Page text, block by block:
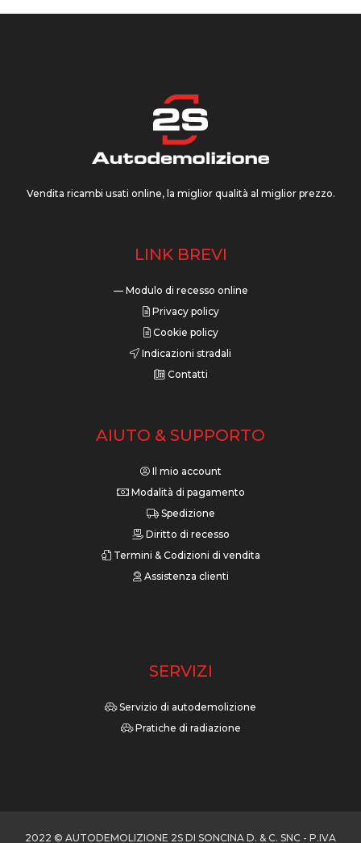
Vendita ricambi usati online, la miglior qualità al miglior prezzo.
LINK BREVI
— Modulo di recesso online
Privacy policy
Cookie policy
Indicazioni stradali
Contatti
AIUTO & SUPPORTO
Il mio account
Modalità di pagamento
Spedizione
Diritto di recesso
Termini & Codizioni di vendita
Assistenza clienti
SERVIZI
Servizio di autodemolizione
Pratiche di radiazione
2022 © AUTODEMOLIZIONE 2S DI SONCINA D. & C. SNC - P.IVA